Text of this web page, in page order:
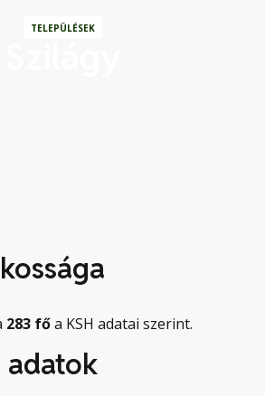
TELEPÜLÉSEK
283 főa KSH adatai szerint.
adatok